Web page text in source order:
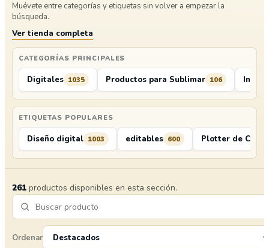
Muévete entre categorías y etiquetas sin volver a empezar la
búsqueda.
Ver tienda completa
CATEGORÍAS PRINCIPALES
Digitales 1035 Productos para Sublimar 106
ETIQUETAS POPULARES
Diseño digital 1003 editables 600 Plotter de Corte
261 productos disponibles en esta sección.
Ordenar